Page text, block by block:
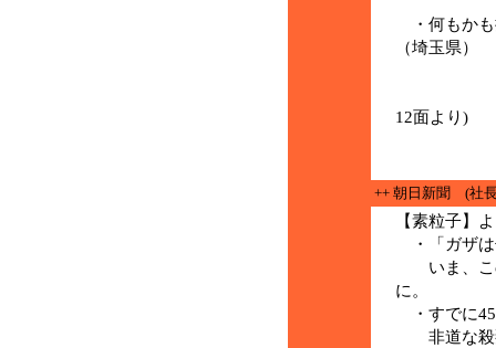
・何もか
（埼玉県）
12面より)
++ 朝日新聞 (社
【素粒子】
・「ガザは
いま、こ
に。
・すでに
非道な殺